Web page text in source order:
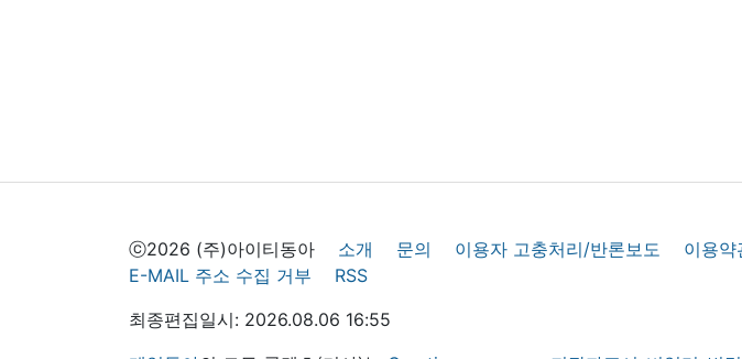
ⓒ2026 (주)아이티동아 소개 문의 이용자 고충처리/반론보도 이용약
E-MAIL 주소 수집 거부
RSS
최종편집일시: 2026.08.06 16:55